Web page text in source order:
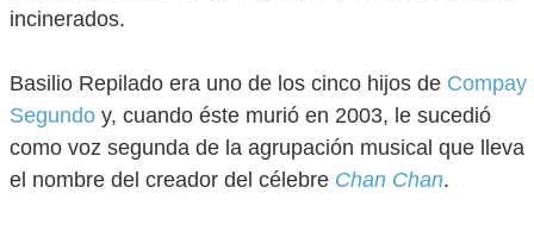
incinerados.
Basilio Repilado era uno de los cinco hijos de Compay
Segundo y, cuando éste murió en 2003, le sucedió
como voz segunda de la agrupación musical que lleva
el nombre del creador del célebre Chan Chan.